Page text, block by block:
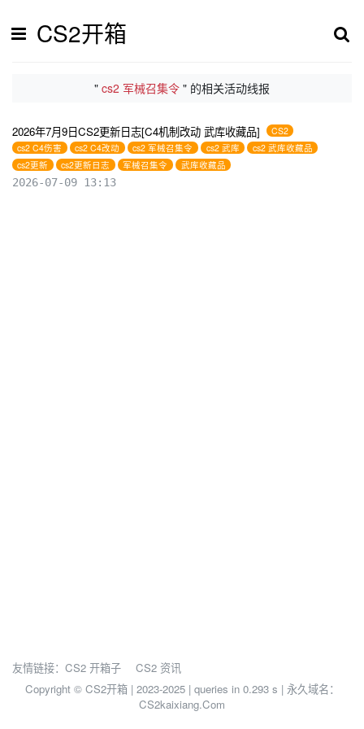
CS2开箱
" cs2 军械召集令 " 的相关活动线报
2026年7月9日CS2更新日志[C4机制改动 武库收藏品]
CS2
cs2 C4伤害
cs2 C4改动 cs2 军械召集令 cs2 武库
cs2 武库收藏品
cs2更新
cs2更新日志 军械召集令 武库收藏品
2026-07-09 13:13
友情链接： CS2 开箱子
CS2 资讯
Copyright © CS2开箱 | 2023-2025 | queries in 0.293 s | 永久域名：
CS2kaixiang.Com